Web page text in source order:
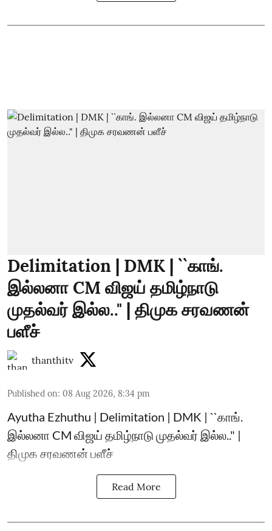
Delimitation | DMK | ``காங்.
இல்லனா CM விஜய் தமிழ்நாடு
முதல்வர் இல்ல.." | திமுக சரவணன்
பளீச்
thanthitv
Published on: 08 Aug 2026, 8:34 pm
Ayutha Ezhuthu | Delimitation | DMK | ``காங்.
இல்லனா CM விஜய் தமிழ்நாடு முதல்வர் இல்ல.." |
திமுக சரவணன் பளீச்
Read More